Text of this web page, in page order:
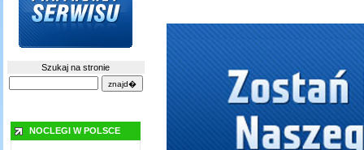
Szukaj na stronie
NOCLEGI W POLSCE